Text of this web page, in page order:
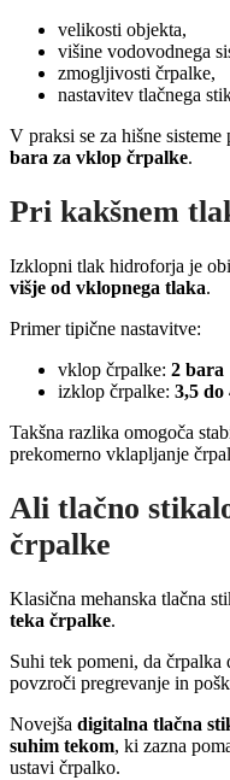
velikosti objekta,
višine vodovodnega
zmogljivosti črpalke,
nastavitev tlačnega
V praksi se za hišne
bara za vklop črpalke.
Pri kakšnem
Izklopni tlak hidroforja je
višje od vklopnega tlaka.
Primer tipične nastavitve:
vklop črpalke: 2 bara
izklop črpalke: 3,5 do
Takšna razlika omogoča
prekomerno vklapljanje
Ali tlačno
črpalke
Klasična mehanska tlačna
teka črpalke.
Suhi tek pomeni, da
povzroči pregrevanje in
Novejša digitalna tlačna
suhim tekom, ki zazna
ustavi črpalko.